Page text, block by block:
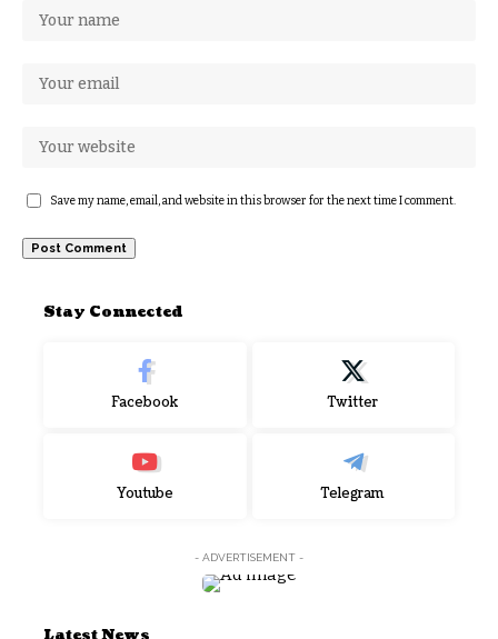
Save my name, email, and website in this browser for the next time I comment.
Stay Connected
Facebook Twitter
Youtube Telegram
- ADVERTISEMENT -